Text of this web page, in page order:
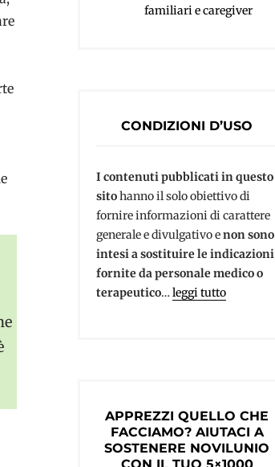
familiari e caregiver
CONDIZIONI D’USO
I contenuti pubblicati in questo
sitohanno il solo obiettivo di
fornire informazioni di carattere
generale e divulgativo enon sono
intesi a sostituire le indicazioni
fornite da personale medico o
terapeutico…leggi tutto
APPREZZI QUELLO CHE
FACCIAMO? AIUTACI A
SOSTENERE NOVILUNIO